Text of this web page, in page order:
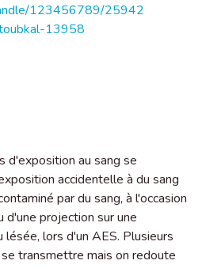
123456789/25942
13958
d'exposition au sang se
accidentelle à du sang
par du sang, à l'occasion
d'une projection sur une
lésée, lors d'un AES. Plusieurs
transmettre mais on redoute